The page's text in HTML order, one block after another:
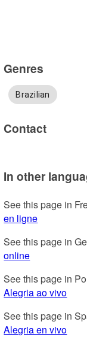
Genres
Brazilian
Contact
In other
See this page in
en ligne
See this page in
online
See this page in
Alegria ao vivo
See this page in
Alegria en vivo